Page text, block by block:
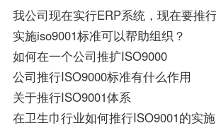
实施iso9001标准可以帮助组织？
如何在一个公司推扩ISO9000
公司推行ISO9000标准有什么作用
关于推行ISO9001体系
在卫生巾行业如何推行ISO9001的实施